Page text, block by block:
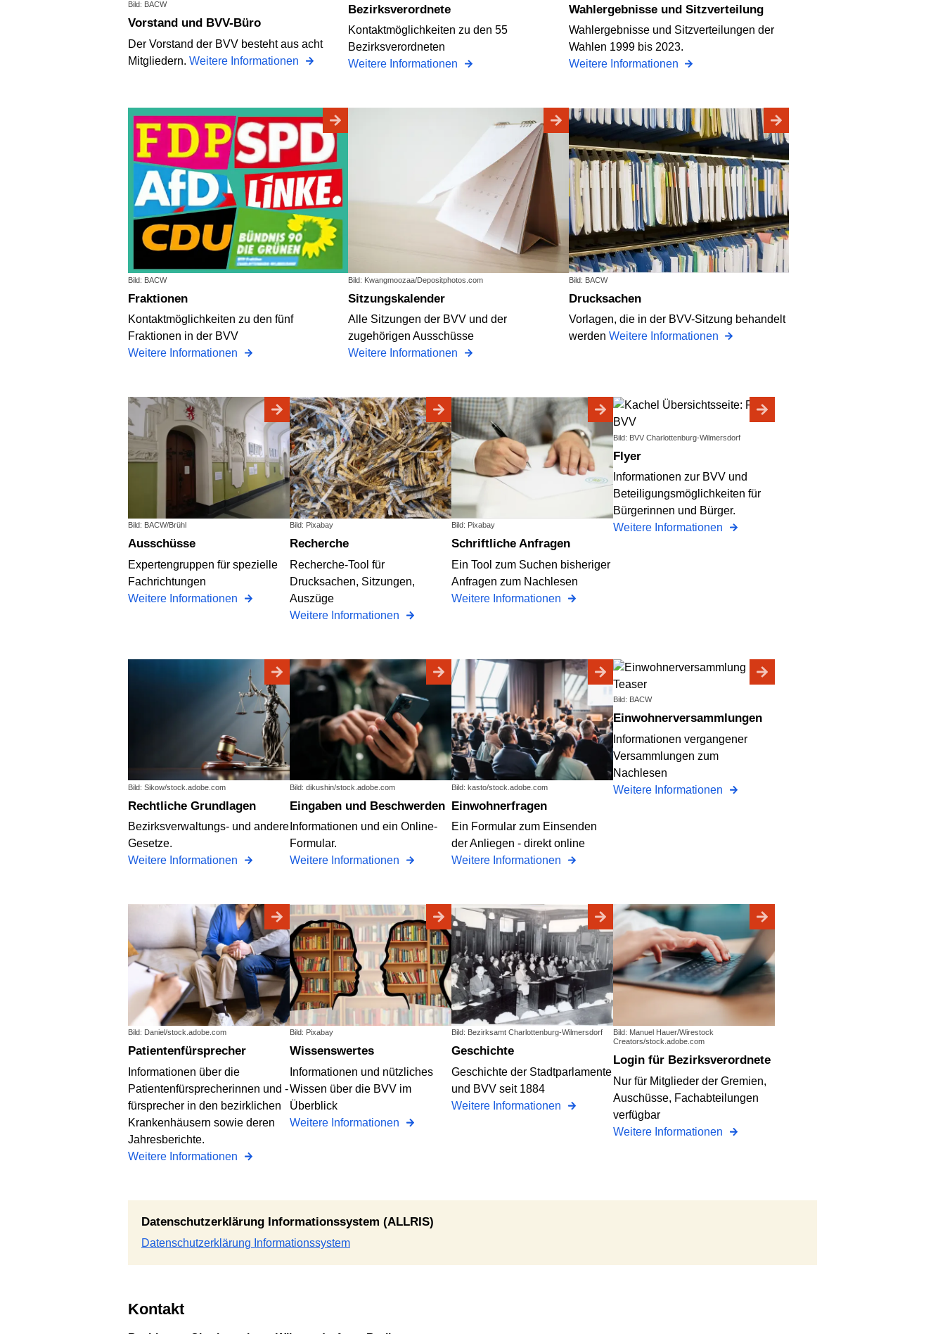
Bild: BACW
Vorstand und BVV-Büro
Der Vorstand der BVV besteht aus acht
Mitgliedern. Weitere Informationen
Bezirksverordnete
Kontaktmöglichkeiten zu den 55
Bezirksverordneten
Weitere Informationen
Wahlergebnisse und Sitzverteilung
Wahlergebnisse und Sitzverteilungen der
Wahlen 1999 bis 2023.
Weitere Informationen
Bild: BACW
Fraktionen
Kontaktmöglichkeiten zu den fünf
Fraktionen in der BVV
Weitere Informationen
Bild: Kwangmoozaa/Depositphotos.com
Sitzungskalender
Alle Sitzungen der BVV und der
zugehörigen Ausschüsse
Weitere Informationen
Bild: BACW
Drucksachen
Vorlagen, die in der BVV-Sitzung behandelt
werden Weitere Informationen
Bild: BACW/Brühl
Ausschüsse
Expertengruppen für spezielle
Fachrichtungen
Weitere Informationen
Bild: Pixabay
Recherche
Recherche-Tool für
Drucksachen, Sitzungen,
Auszüge
Weitere Informationen
Bild: Pixabay
Schriftliche Anfragen
Ein Tool zum Suchen bisheriger
Anfragen zum Nachlesen
Weitere Informationen
Bild: BVV Charlottenburg-Wilmersdorf
Flyer
Informationen zur BVV und
Beteiligungsmöglichkeiten für
Bürgerinnen und Bürger.
Weitere Informationen
Bild: Sikow/stock.adobe.com
Rechtliche Grundlagen
Bezirksverwaltungs- und andere
Gesetze.
Weitere Informationen
Bild: dikushin/stock.adobe.com
Eingaben und Beschwerden
Informationen und ein Online-
Formular.
Weitere Informationen
Bild: kasto/stock.adobe.com
Einwohnerfragen
Ein Formular zum Einsenden
der Anliegen - direkt online
Weitere Informationen
Bild: BACW
Einwohnerversammlungen
Informationen vergangener
Versammlungen zum
Nachlesen
Weitere Informationen
Bild: Daniel/stock.adobe.com
Patientenfürsprecher
Informationen über die
Patientenfürsprecherinnen und -
fürsprecher in den bezirklichen
Krankenhäusern sowie deren
Jahresberichte.
Weitere Informationen
Bild: Pixabay
Wissenswertes
Informationen und nützliches
Wissen über die BVV im
Überblick
Weitere Informationen
Bild: Bezirksamt Charlottenburg-Wilmersdorf
Geschichte
Geschichte der Stadtparlamente
und BVV seit 1884
Weitere Informationen
Bild: Manuel Hauer/Wirestock
Creators/stock.adobe.com
Login für Bezirksverordnete
Nur für Mitglieder der Gremien,
Auschüsse, Fachabteilungen
verfügbar
Weitere Informationen
Datenschutzerklärung Informationssystem (ALLRIS)
Datenschutzerklärung Informationssystem
Kontakt